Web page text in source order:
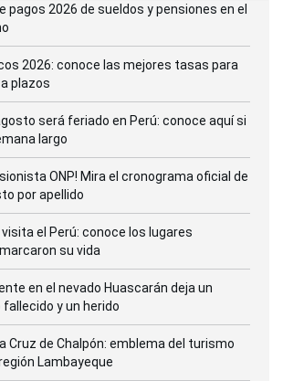
pagos 2026 de sueldos y pensiones en el
2026: conoce las mejores tasas para
plazos
será feriado en Perú: conoce aquí si
largo
ONP! Mira el cronograma oficial de
por apellido
visita el Perú: conoce los lugares
su vida
en el nevado Huascarán deja un
y un herido
Cruz de Chalpón: emblema del turismo
Lambayeque